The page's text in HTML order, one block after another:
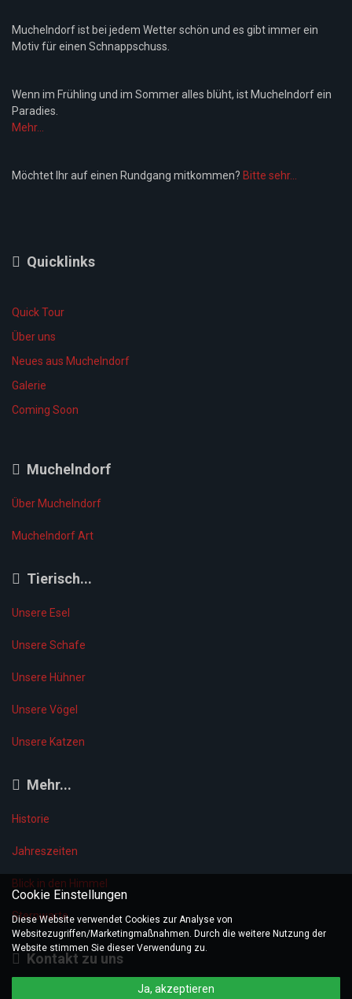
Muchelndorf ist bei jedem Wetter schön und es gibt immer ein
Motiv für einen Schnappschuss.
Wenn im Frühling und im Sommer alles blüht, ist Muchelndorf ein
Paradies.
Mehr...
Möchtet Ihr auf einen Rundgang mitkommen? Bitte sehr...
Quicklinks
Quick Tour
Über uns
Neues aus Muchelndorf
Galerie
Coming Soon
Muchelndorf
Über Muchelndorf
Muchelndorf Art
Tierisch...
Unsere Esel
Unsere Schafe
Unsere Hühner
Unsere Vögel
Unsere Katzen
Mehr...
Historie
Jahreszeiten
Blick in den Himmel
Sternwarte
Kontakt zu uns
Cookie Einstellungen
Diese Website verwendet Cookies zur Analyse von
Websitezugriffen/Marketingmaßnahmen. Durch die weitere Nutzung der
Website stimmen Sie dieser Verwendung zu.
Ja, akzeptieren